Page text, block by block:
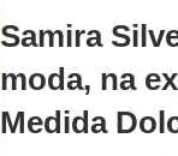
Samira
moda, na
Medida